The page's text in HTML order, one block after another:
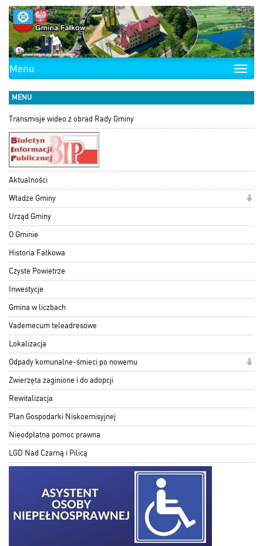
Toggle
Menu
MENU
Transmisje wideo z obrad Rady Gminy
Aktualności
Władze Gminy
Urząd Gminy
O Gminie
Historia Fałkowa
Czyste Powietrze
Inwestycje
Gmina w liczbach
Vademecum teleadresowe
Lokalizacja
Odpady komunalne-śmieci po nowemu
Zwierzęta zaginione i do adopcji
Rewitalizacja
Plan Gospodarki Niskoemisyjnej
Nieodpłatna pomoc prawna
LGD Nad Czarną i Pilicą